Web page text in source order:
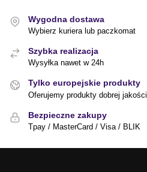
Wygodna dostawa
Wybierz kuriera lub paczkomat
Szybka realizacja
Wysyłka nawet w 24h
Tylko europejskie produkty
Oferujemy produkty dobrej jakości
Bezpieczne zakupy
Tpay / MasterCard / Visa / BLIK